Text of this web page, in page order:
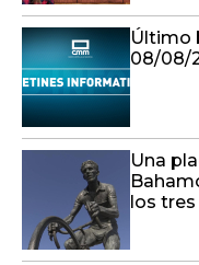
Último
08/08/
Una
los